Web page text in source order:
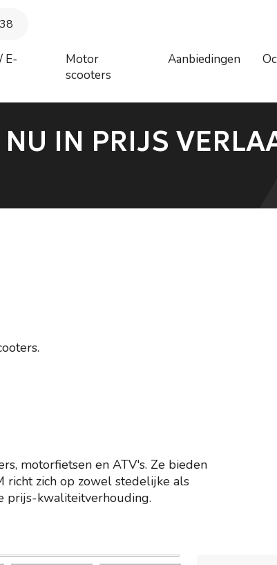
E-
Motor
scooters
Aanbiedingen
IN PRIJS
motorfietsen en ATV's. Ze bieden
richt zich op zowel stedelijke als
prijs-kwaliteitverhouding.